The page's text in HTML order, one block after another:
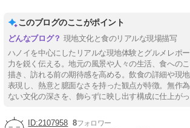
このブログのここがポイント
現地文化と食のリアルな現場描写
ハノイを中心にしたリアルな現地体験とグルメレポ
力を鋭く伝える。地元の風景や人々の生活、食への
描き、訪れる前の期待感を高める。飲食の詳細や現
表現し、熱意と臆面なさを持った観点が特徴。無作
ない文化の深さを、飾らずに映し出す構成に仕上がっ
2107958 8